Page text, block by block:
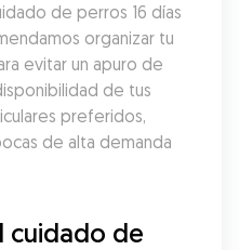
de perros 16 días
organizar tu
evitar un apuro de
de tus
preferidos,
de alta demanda
cuidado de